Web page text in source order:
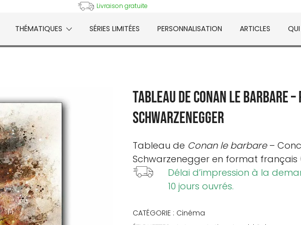
Livraison gratuite
THÉMATIQUES SÉRIES LIMITÉES PERSONNALISATION ARTICLES
Tableau de Conan le barbare
Schwarzenegger
Tableau de Conan le barbare–
Schwarzenegger en format
Délai d’impression à la
10 jours ouvrés.
CATÉGORIE : Cinéma